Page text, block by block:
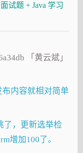
面试题 + Java 学习
「黄云斌」
内容就相对简单
了，更新选举检
增加100了。